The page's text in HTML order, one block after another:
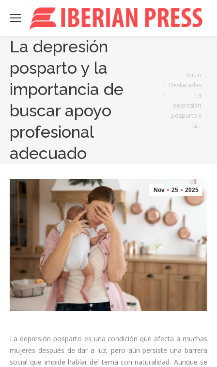
La depresión
posparto y la
importancia de
buscar apoyo
profesional
adecuado
Inicio
Destacadas
La
depresión
posparto y
la…
Nov 25 2025
La depresión posparto es una condición que afecta a muchas
mujeres después de dar a luz, pero aún persiste una barrera
social que impide hablar del tema con naturalidad. Aunque se